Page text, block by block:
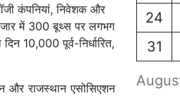
कंपनियां, निवेशक और
में 300 बूथ्स पर लगभग
10,000 पूर्व-निर्धारित,
और राजस्थान एसोसिएशन
24
31